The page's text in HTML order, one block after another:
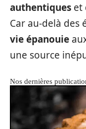
authentiques et
Car au-delà des
vie épanouie
une source
Nos dernières